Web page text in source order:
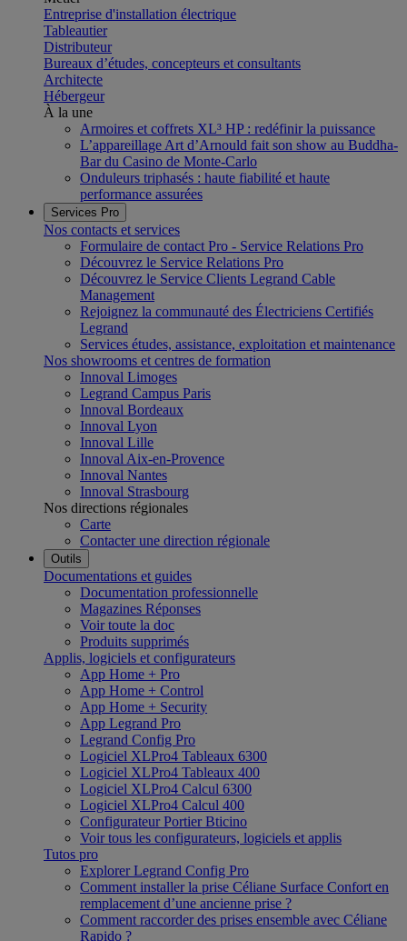
Entreprise d'installation électrique
Tableautier
Distributeur
Bureaux d’études, concepteurs et consultants
Architecte
Hébergeur
À la une
Armoires et coffrets XL³ HP : redéfinir la puissance
L’appareillage Art d’Arnould fait son show au Buddha-
Bar du Casino de Monte-Carlo
Onduleurs triphasés : haute fiabilité et haute
performance assurées
Services Pro
Nos contacts et services
Formulaire de contact Pro - Service Relations Pro
Découvrez le Service Relations Pro
Découvrez le Service Clients Legrand Cable
Management
Rejoignez la communauté des Électriciens Certifiés
Legrand
Services études, assistance, exploitation et maintenance
Nos showrooms et centres de formation
Innoval Limoges
Legrand Campus Paris
Innoval Bordeaux
Innoval Lyon
Innoval Lille
Innoval Aix-en-Provence
Innoval Nantes
Innoval Strasbourg
Nos directions régionales
Carte
Contacter une direction régionale
Outils
Documentations et guides
Documentation professionnelle
Magazines Réponses
Voir toute la doc
Produits supprimés
Applis, logiciels et configurateurs
App Home + Pro
App Home + Control
App Home + Security
App Legrand Pro
Legrand Config Pro
Logiciel XLPro4 Tableaux 6300
Logiciel XLPro4 Tableaux 400
Logiciel XLPro4 Calcul 6300
Logiciel XLPro4 Calcul 400
Configurateur Portier Bticino
Voir tous les configurateurs, logiciels et applis
Tutos pro
Explorer Legrand Config Pro
Comment installer la prise Céliane Surface Confort en
remplacement d’une ancienne prise ?
Comment raccorder des prises ensemble avec Céliane
Rapido ?